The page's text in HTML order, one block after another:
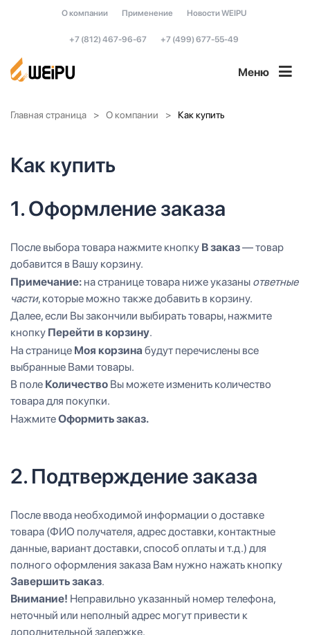
О компании Применение Новости WEIPU
+7 (812) 467-96-67 +7 (499) 677-55-49
Меню
Главная страница О компании Как купить
Как купить
1. Оформление заказа
После выбора товара нажмите кнопку В заказ— товар
добавится в Вашу корзину.
Примечание: на странице товара ниже указаны ответные
части, которые можно также добавить в корзину.
Далее, если Вы закончили выбирать товары, нажмите
кнопку Перейти в корзину.
На странице Моя корзина будут перечислены все
выбранные Вами товары.
В поле Количество Вы можете изменить количество
товара для покупки.
НажмитеОформить заказ.
2. Подтверждение заказа
После ввода необходимой информации о доставке
товара (ФИО получателя, адрес доставки, контактные
данные, вариант доставки, способ оплаты и т.д.) для
полного оформления заказа Вам нужно нажать кнопку
Завершить заказ.
Внимание! Неправильно указанный номер телефона,
неточный или неполный адрес могут привести к
дополнительной задержке.